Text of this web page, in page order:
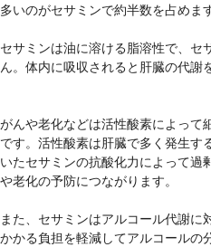
多いのがセサミンで約半数を占めます
セサミンは油に溶ける脂溶性で、セ
ん。体内に吸収されると肝臓の代謝
がんや老化などは活性酸素によって
です。活性酸素は肝臓で多く発生す
いたセサミンの抗酸化力によって過
や老化の予防につながります。
また、セサミンはアルコール代謝に
かかる負担を軽減してアルコールの